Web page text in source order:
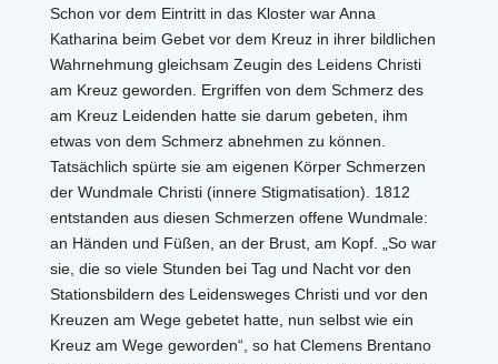
Schon vor dem Eintritt in das Kloster war Anna
Katharina beim Gebet vor dem Kreuz in ihrer bildlichen
Wahrnehmung gleichsam Zeugin des Leidens Christi
am Kreuz geworden. Ergriffen von dem Schmerz des
am Kreuz Leidenden hatte sie darum gebeten, ihm
etwas von dem Schmerz abnehmen zu können.
Tatsächlich spürte sie am eigenen Körper Schmerzen
der Wundmale Christi (innere Stigmatisation). 1812
entstanden aus diesen Schmerzen offene Wundmale:
an Händen und Füßen, an der Brust, am Kopf. „So war
sie, die so viele Stunden bei Tag und Nacht vor den
Stationsbildern des Leidensweges Christi und vor den
Kreuzen am Wege gebetet hatte, nun selbst wie ein
Kreuz am Wege geworden“, so hat Clemens Brentano